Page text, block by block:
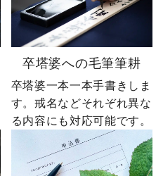
卒塔婆への毛筆筆耕
卒塔婆一本一本手書きしま
す。戒名などそれぞれ異な
る内容にも対応可能です。